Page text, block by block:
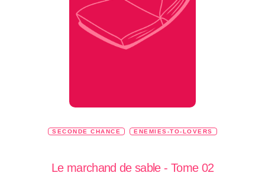
SECONDE CHANCE ENEMIES-TO-LOVERS
Le marchand de sable - Tome 02